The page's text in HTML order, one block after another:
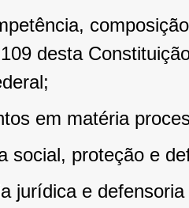
desta
em matéria
social, proteção e
jurídica e